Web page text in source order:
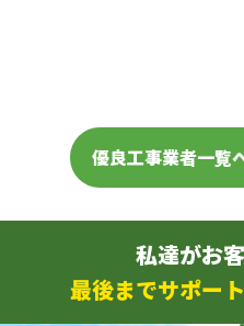
優良工事業者一覧
私達がお
最後までサポー